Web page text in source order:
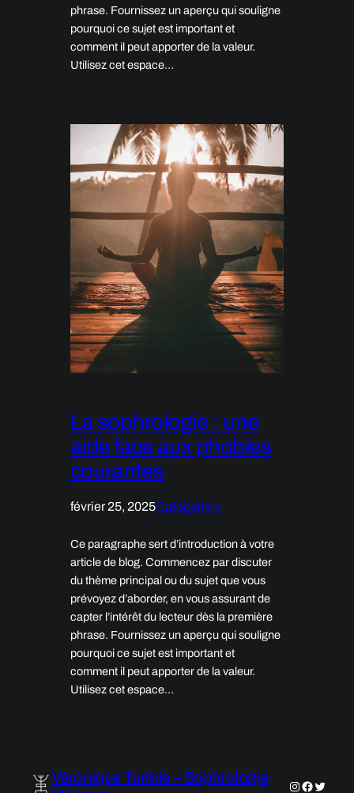
phrase. Fournissez un aperçu qui souligne
pourquoi ce sujet est important et
comment il peut apporter de la valeur.
Utilisez cet espace…
La sophrologie : une
aide face aux phobies
courantes
février 25, 2025Catégorie 4
Ce paragraphe sert d’introduction à votre
article de blog. Commencez par discuter
du thème principal ou du sujet que vous
prévoyez d’aborder, en vous assurant de
capter l’intérêt du lecteur dès la première
phrase. Fournissez un aperçu qui souligne
pourquoi ce sujet est important et
comment il peut apporter de la valeur.
Utilisez cet espace…
Véronique Turible – Sophrologie
Instagram
Twitter